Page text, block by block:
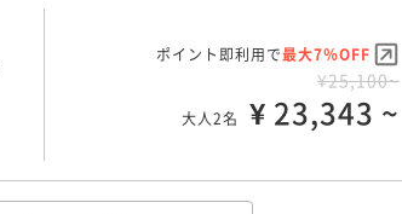
¥47,820~
¥ 44,472 ~
ポイント即利用で最大7％OFF
¥25,100~
大人2名 ¥ 23,343 ~